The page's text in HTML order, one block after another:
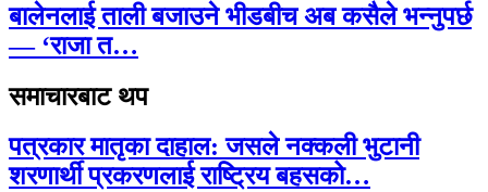
बालेनलाई ताली बजाउने भीडबीच अब कसैले भन्नुपर्छ
— ‘राजा त…
समाचारबाट थप
पत्रकार मातृका दाहाल: जसले नक्कली भुटानी
शरणार्थी प्रकरणलाई राष्ट्रिय बहसको…